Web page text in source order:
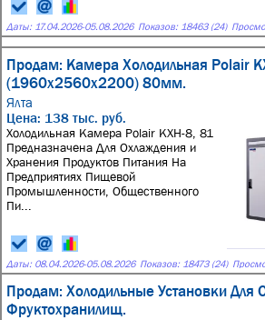
Даты: 17.04.2026-05.08.2026 Показов: 18463 (24)
Продам: Камера Холодильная Polair
(1960х2560х2200) 80мм.
Ялта
Цена: 138 тыс. руб.
Холодильная Камера Polair КХН-8, 81
Предназначена Для Охлаждения и
Хранения Продуктов Питания На
Предприятиях Пищевой
Промышленности, Общественного
Пи...
Даты: 08.04.2026-05.08.2026 Показов: 18473 (24)
Продам: Холодильные Установки
Фруктохранилищ.